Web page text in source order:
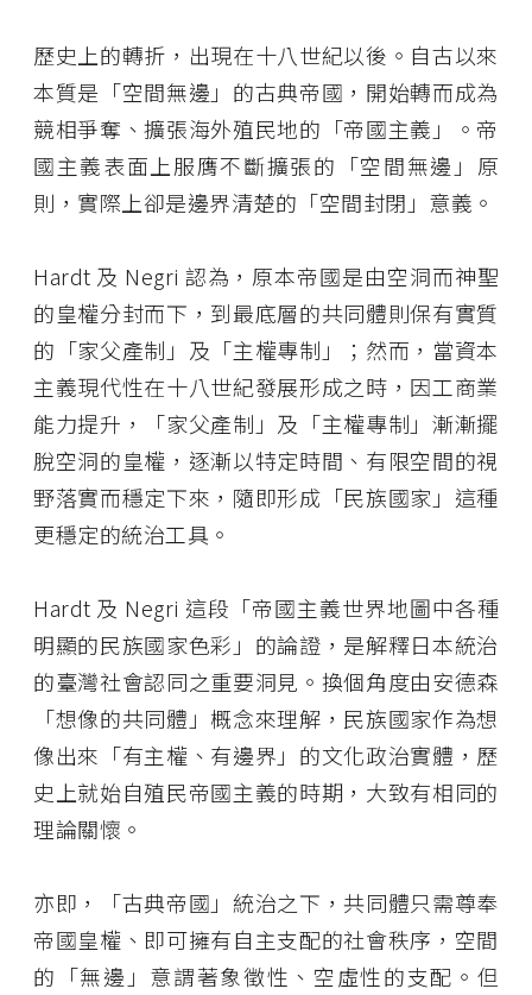
歷史上的轉折，出現在十八世紀以後。自古以來
本質是「空間無邊」的古典帝國，開始轉而成為
競相爭奪、擴張海外殖民地的「帝國主義」。帝
國主義表面上服膺不斷擴張的「空間無邊」原
則，實際上卻是邊界清楚的「空間封閉」意義。
Hardt 及 Negri 認為，原本帝國是由空洞而神聖
的皇權分封而下，到最底層的共同體則保有實質
的「家父產制」及「主權專制」；然而，當資本
主義現代性在十八世紀發展形成之時，因工商業
能力提升，「家父產制」及「主權專制」漸漸擺
脫空洞的皇權，逐漸以特定時間、有限空間的視
野落實而穩定下來，隨即形成「民族國家」這種
更穩定的統治工具。
Hardt 及 Negri 這段「帝國主義世界地圖中各種
明顯的民族國家色彩」的論證，是解釋日本統治
的臺灣社會認同之重要洞見。換個角度由安德森
「想像的共同體」概念來理解，民族國家作為想
像出來「有主權、有邊界」的文化政治實體，歷
史上就始自殖民帝國主義的時期，大致有相同的
理論關懷。
亦即，「古典帝國」統治之下，共同體只需尊奉
帝國皇權、即可擁有自主支配的社會秩序，空間
的「無邊」意謂著象徵性、空虛性的支配。但